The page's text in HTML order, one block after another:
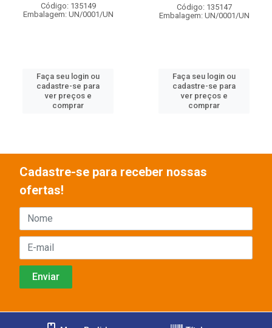
Código: 135149
Embalagem: UN/0001/UN
Faça seu login ou
cadastre-se para
ver preços e
comprar
Código: 135147
Embalagem: UN/0001/UN
Faça seu login ou
cadastre-se para
ver preços e
comprar
Cadastre-se para receber nossas
ofertas!